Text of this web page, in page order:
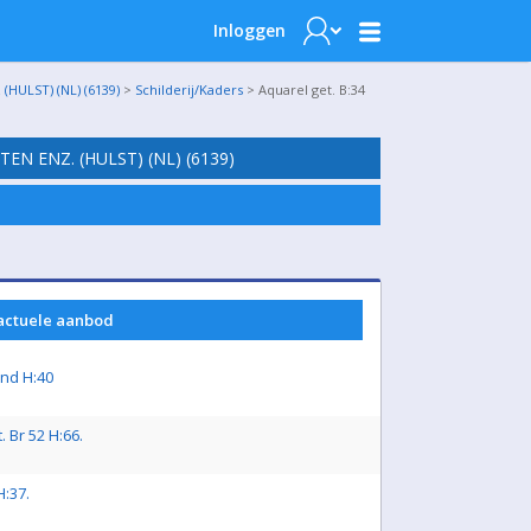
Inloggen
(NL) (6139) > Schilderij/Kaders > Aquarel get. B:34
ENZ. (HULST) (NL) (6139)
aanbod
H:40
52 H:66.